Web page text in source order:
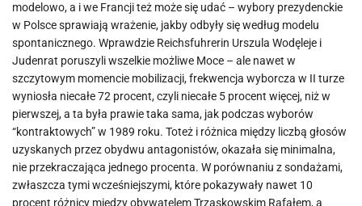
modelowo, a i we Francji też może się udać – wybory prezydenckie
w Polsce sprawiają wrażenie, jakby odbyły się według modelu
spontanicznego. Wprawdzie Reichsfuhrerin Urszula Wodęleje i
Judenrat poruszyli wszelkie możliwe Moce – ale nawet w
szczytowym momencie mobilizacji, frekwencja wyborcza w II turze
wyniosła niecałe 72 procent, czyli niecałe 5 procent więcej, niż w
pierwszej, a ta była prawie taka sama, jak podczas wyborów
“kontraktowych” w 1989 roku. Toteż i różnica między liczbą głosów
uzyskanych przez obydwu antagonistów, okazała się minimalna,
nie przekraczająca jednego procenta. W porównaniu z sondażami,
zwłaszcza tymi wcześniejszymi, które pokazywały nawet 10
procent różnicy między obywatelem Trzaskowskim Rafałem, a